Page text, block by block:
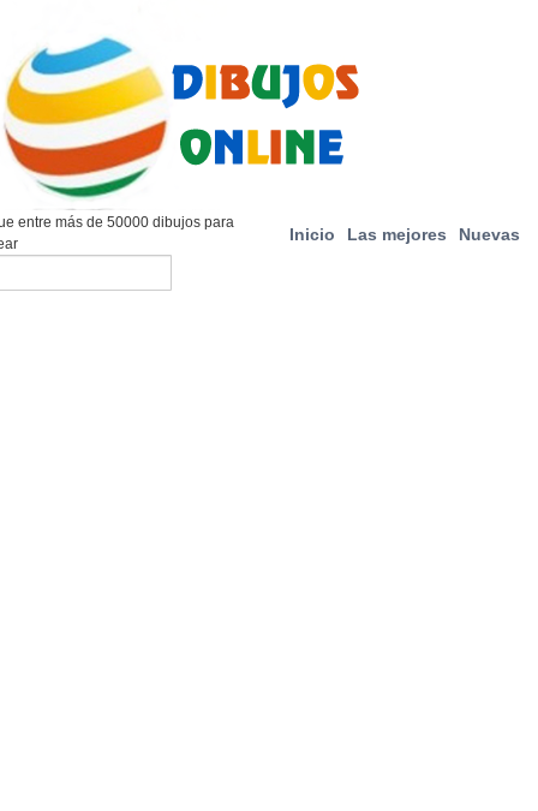
Inicio Las mejores Nuevas
entre más de 50000 dibujos para